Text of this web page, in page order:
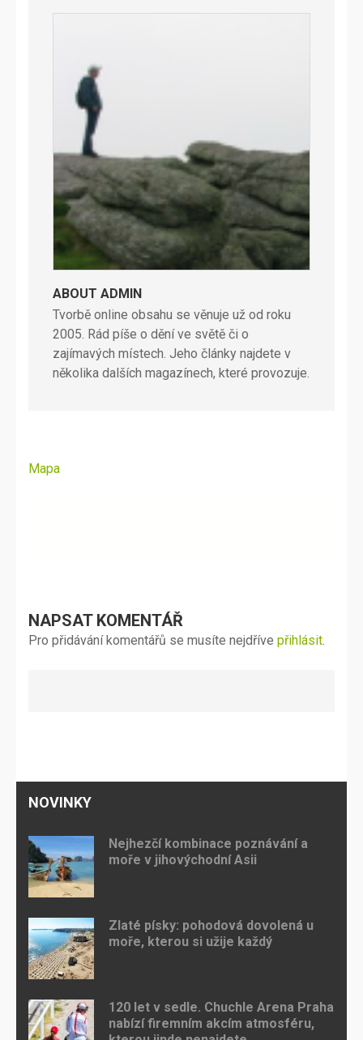
ABOUT ADMIN
Tvorbě online obsahu se věnuje už od roku
2005. Rád píše o dění ve světě či o
zajímavých místech. Jeho články najdete v
několika dalších magazínech, které provozuje.
Navigace
Mapa
NAPSAT KOMENTÁŘ
Pro přidávání komentářů se musíte nejdříve přihlásit
NOVINKY
Nejhezčí kombinace poznávání a
moře v jihovýchodní Asii
Zlaté písky: pohodová dovolená u
moře, kterou si užije každý
120 let v sedle. Chuchle Arena Praha
nabízí firemním akcím atmosféru,